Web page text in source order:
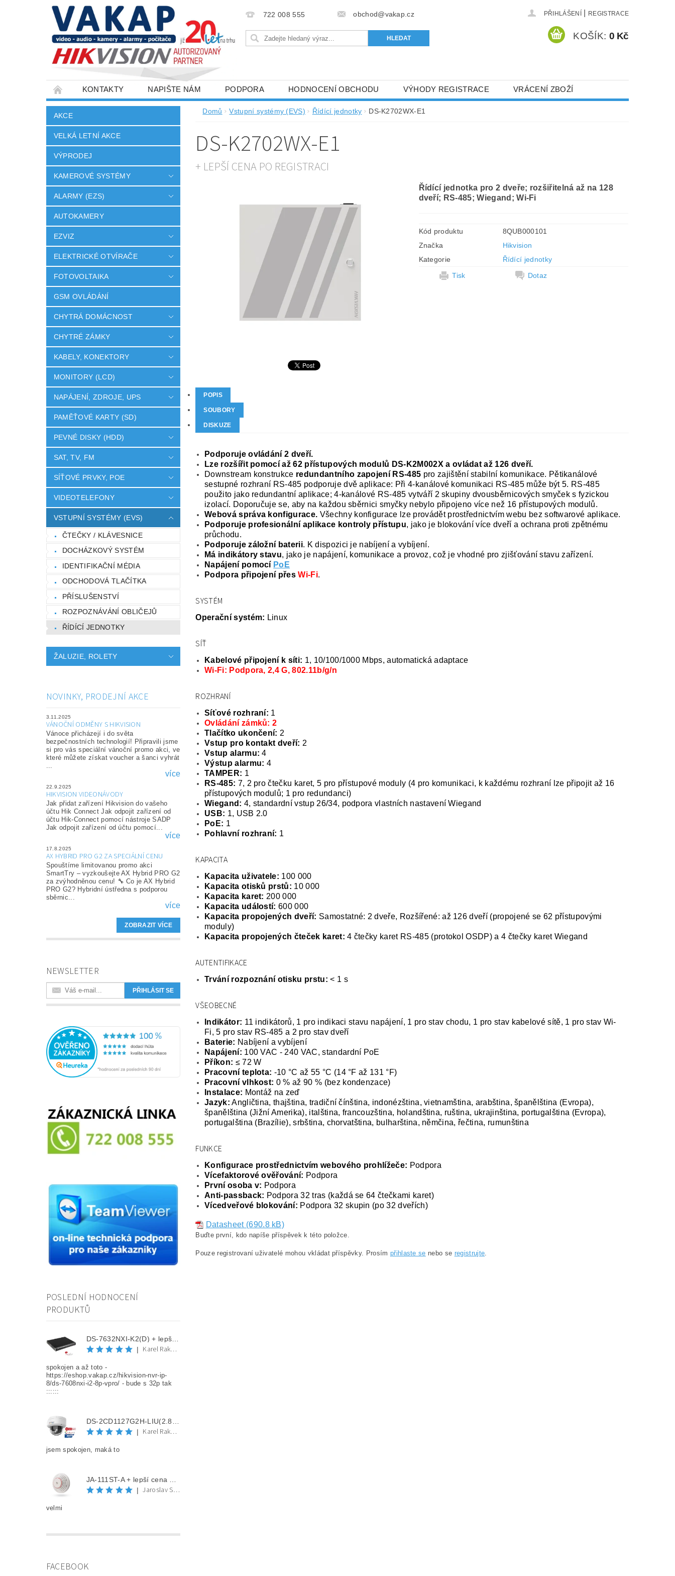
722 008 555 obchod@vakap.cz PŘIHLÁŠENÍ REGISTRACE
KOŠÍK: 0 Kč
KONTAKTY NAPIŠTE NÁM PODPORA HODNOCENÍ OBCHODU VÝHODY REGISTRACE VRÁCENÍ ZBOŽÍ
SLOVNÍK POJMŮ VELKOOBCHOD
AKCE
VELKÁ LETNÍ AKCE
VÝPRODEJ
KAMEROVÉ SYSTÉMY
ALARMY (EZS)
AUTOKAMERY
EZVIZ
ELEKTRICKÉ OTVÍRAČE
FOTOVOLTAIKA
GSM OVLÁDÁNÍ
CHYTRÁ DOMÁCNOST
CHYTRÉ ZÁMKY
KABELY, KONEKTORY
MONITORY (LCD)
NAPÁJENÍ, ZDROJE, UPS
PAMĚŤOVÉ KARTY (SD)
PEVNÉ DISKY (HDD)
SAT, TV, FM
SÍŤOVÉ PRVKY, POE
VIDEOTELEFONY
VSTUPNÍ SYSTÉMY (EVS)
ČTEČKY / KLÁVESNICE
DOCHÁZKOVÝ SYSTÉM
IDENTIFIKAČNÍ MÉDIA
ODCHODOVÁ TLAČÍTKA
PŘÍSLUŠENSTVÍ
ROZPOZNÁVÁNÍ OBLIČEJŮ
ŘÍDÍCÍ JEDNOTKY
ŽALUZIE, ROLETY
NOVINKY, PRODEJNÍ AKCE
3.11.2025
VÁNOČNÍ ODMĚNY S HIKVISION
Vánoce přicházejí i do světa
bezpečnostních technologií! Připravili jsme
si pro vás speciální vánoční promo akci, ve
které můžete získat voucher a šanci vyhrát
více
22.9.2025
HIKVISION VIDEONÁVODY
Jak přidat zařízení Hikvision do vašeho
účtu Hik Connect Jak odpojit zařízení od
účtu Hik-Connect pomocí nástroje SADP
Jak odpojit zařízení od účtu pomocí...
více
17.8.2025
AX HYBRID PRO G2 ZA SPECIÁLNÍ CENU
Spouštíme limitovanou promo akci
SmartTry – vyzkoušejte AX Hybrid PRO G2
za zvýhodněnou cenu! 🔧 Co je AX Hybrid
PRO G2? Hybridní ústředna s podporou
sběrnic...
více
ZOBRAZIT VÍCE
NEWSLETTER
POSLEDNÍ HODNOCENÍ
PRODUKTŮ
|
Karel Rakovec
spokojen a až toto -
https://eshop.vakap.cz/hikvision-nvr-ip-
8/ds-7608nxi-i2-8p-vpro/ - bude s 32p tak
::::::
|
Karel Rakovec
jsem spokojen, maká to
|
Jaroslav Spěváček
velmi
FACEBOOK
Domů Vstupní systémy (EVS) Řídící jednotky DS-K2702WX-E1
DS-K2702WX-E1
+ LEPŠÍ CENA PO REGISTRACI
Řídící jednotka pro 2 dveře; rozšiřitelná až na 128
dveří; RS-485; Wiegand; Wi-Fi
Kód produktu
8QUB000101
Značka
Hikvision
Kategorie
Řídící jednotky
Tisk
Dotaz
POPIS
SOUBORY
DISKUZE
Podporuje ovládání 2 dveří.
Lze rozšířit pomocí až 62 přístupových modulů DS-K2M002X a ovládat až 126 dveří.
Downstream konstrukce redundantního zapojení RS-485 pro zajištění stabilní komunikace. Pětikanálové
sestupné rozhraní RS-485 podporuje dvě aplikace: Při 4-kanálové komunikaci RS-485 může být 5. RS-485
použito jako redundantní aplikace; 4-kanálové RS-485 vytváří 2 skupiny dvousběrnicových smyček s fyzickou
izolací. Doporučuje se, aby na každou sběrnici smyčky nebylo připojeno více než 16 přístupových modulů.
Webová správa konfigurace. Všechny konfigurace lze provádět prostřednictvím webu bez softwarové aplikace.
Podporuje profesionální aplikace kontroly přístupu, jako je blokování více dveří a ochrana proti zpětnému
průchodu.
Podporuje záložní baterii. K dispozici je nabíjení a vybíjení.
Má indikátory stavu, jako je napájení, komunikace a provoz, což je vhodné pro zjišťování stavu zařízení.
Napájení pomocí PoE
Podpora připojení přesWi-Fi.
SYSTÉM
Operační systém: Linux
SÍŤ
Kabelové připojení k síti: 1, 10/100/1000 Mbps, automatická adaptace
Wi-Fi: Podpora, 2,4 G, 802.11b/g/n
ROZHRANÍ
Síťové rozhraní: 1
Ovládání zámků: 2
Tlačítko ukončení: 2
Vstup pro kontakt dveří: 2
Vstup alarmu: 4
Výstup alarmu: 4
TAMPER: 1
RS-485: 7, 2 pro čtečku karet, 5 pro přístupové moduly (4 pro komunikaci, k každému rozhraní lze připojit až 16
přístupových modulů; 1 pro redundanci)
Wiegand: 4, standardní vstup 26/34, podpora vlastních nastavení Wiegand
USB: 1, USB 2.0
PoE: 1
Pohlavní rozhraní: 1
KAPACITA
Kapacita uživatele: 100 000
Kapacita otisků prstů: 10 000
Kapacita karet: 200 000
Kapacita událostí: 600 000
Kapacita propojených dveří: Samostatné: 2 dveře, Rozšířené: až 126 dveří (propojené se 62 přístupovými
moduly)
Kapacita propojených čteček karet: 4 čtečky karet RS-485 (protokol OSDP) a 4 čtečky karet Wiegand
AUTENTIFIKACE
Trvání rozpoznání otisku prstu: < 1 s
VŠEOBECNÉ
Indikátor: 11 indikátorů, 1 pro indikaci stavu napájení, 1 pro stav chodu, 1 pro stav kabelové sítě, 1 pro stav Wi-
Fi, 5 pro stav RS-485 a 2 pro stav dveří
Baterie: Nabíjení a vybíjení
Napájení: 100 VAC - 240 VAC, standardní PoE
Příkon: ≤ 72 W
Pracovní teplota: -10 °C až 55 °C (14 °F až 131 °F)
Pracovní vlhkost: 0 % až 90 % (bez kondenzace)
Instalace: Montáž na zeď
Jazyk: Angličtina, thajština, tradiční čínština, indonézština, vietnamština, arabština, španělština (Evropa),
španělština (Jižní Amerika), italština, francouzština, holandština, ruština, ukrajinština, portugalština (Evropa),
portugalština (Brazílie), srbština, chorvatština, bulharština, němčina, řečtina, rumunština
FUNKCE
Konfigurace prostřednictvím webového prohlížeče: Podpora
Vícefaktorové ověřování: Podpora
První osoba v: Podpora
Anti-passback: Podpora 32 tras (každá se 64 čtečkami karet)
Vícedveřové blokování: Podpora 32 skupin (po 32 dveřích)
Datasheet (690.8 kB)
Buďte první, kdo napíše příspěvek k této položce.
Pouze registrovaní uživatelé mohou vkládat příspěvky. Prosím přihlaste se nebo se registrujte